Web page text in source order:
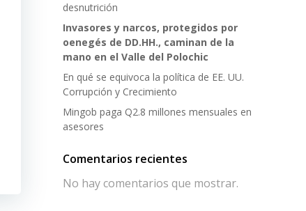
desnutrición
Invasores y narcos, protegidos por
oenegés de DD.HH., caminan de la
mano en el Valle del Polochic
En qué se equivoca la política de EE. UU.
Corrupción y Crecimiento
Mingob paga Q2.8 millones mensuales en
asesores
Comentarios recientes
No hay comentarios que mostrar.